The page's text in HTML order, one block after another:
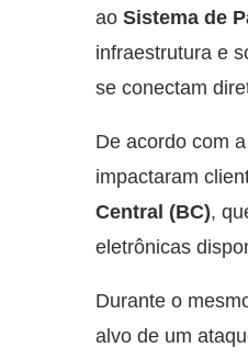
ao Sistema de
infraestrutura e
se conectam
De acordo com
impactaram
Central (BC),
eletrônicas
Durante o
alvo de um